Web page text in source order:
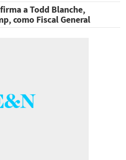
a Todd Blanche,
como Fiscal General